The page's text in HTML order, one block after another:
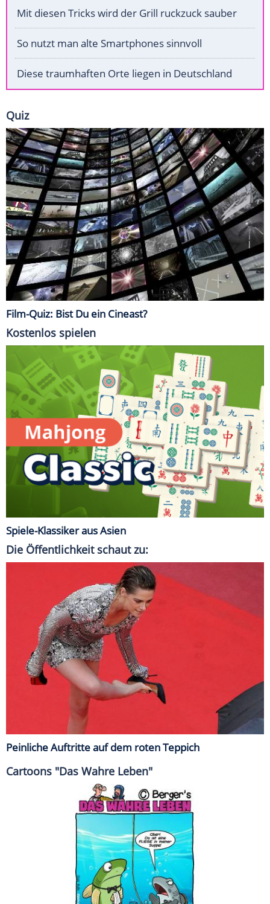
Mit diesen Tricks wird der Grill ruckzuck sauber
So nutzt man alte Smartphones sinnvoll
Diese traumhaften Orte liegen in Deutschland
Quiz
Film-Quiz: Bist Du ein Cineast?
Kostenlos spielen
Spiele-Klassiker aus Asien
Die Öffentlichkeit schaut zu:
Peinliche Auftritte auf dem roten Teppich
Cartoons "Das Wahre Leben"